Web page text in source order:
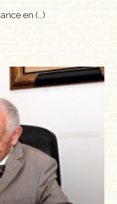
en (…)